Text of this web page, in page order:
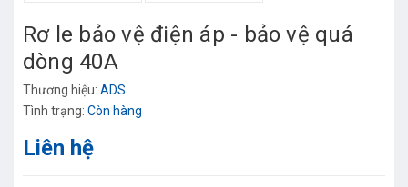
Rơ le bảo vệ điện áp - bảo vệ quá
dòng 40A
Thương hiệu: ADS
Tình trạng: Còn hàng
Liên hệ